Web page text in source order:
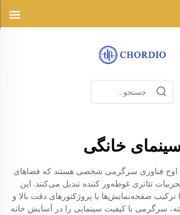
خانگی
اوج فناوری سرگرمی شخصی هستند که فضاهای
تئاتری غوطه‌ور کننده تبدیل می‌کنند. این
ترکیب صفحه‌نمایش‌ها یا پروژکتورهای دقت بالا و
سرگرمی با کیفیت سینمایی را در آسایش خانه